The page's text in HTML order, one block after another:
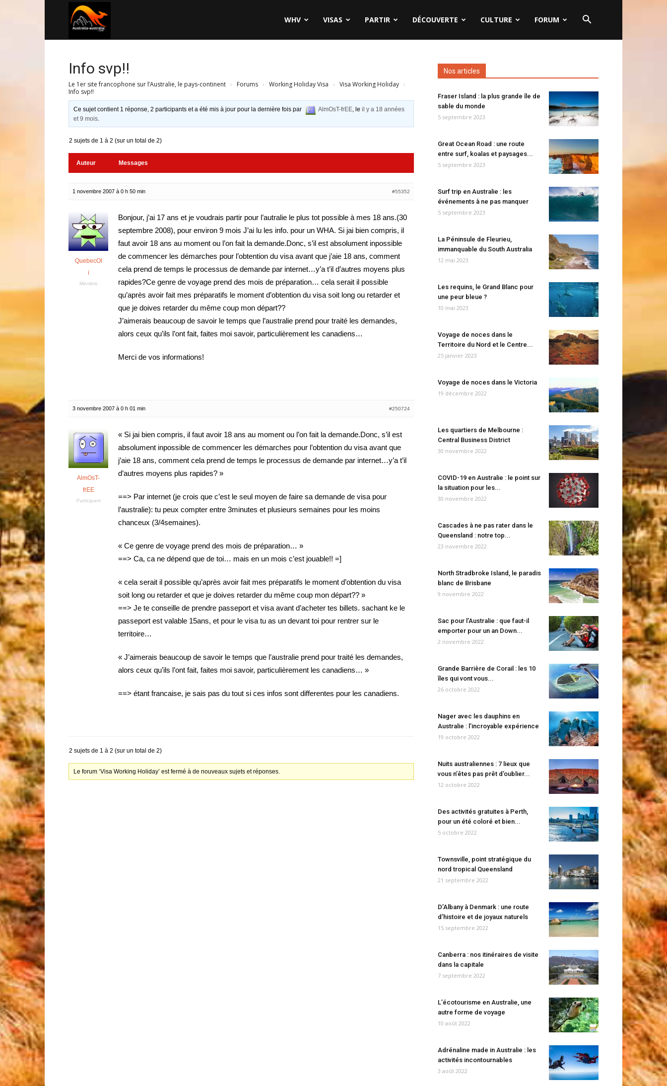
WHV VISAS PARTIR DÉCOUVERTE CULTURE FORUM
Info svp!!
Le 1er site francophone sur l’Australie, le pays-continent › Forums › Working Holiday Visa › Visa Working Holiday ›
Info svp!!
Ce sujet contient 1 réponse, 2 participants et a été mis à jour pour la dernière fois par AlmOsT-frEE, leil y a 18 années
et 9 mois.
2 sujets de 1 à 2 (sur un total de 2)
Auteur Messages
1 novembre 2007 à 0 h 50 min #55352
QuebecOl
i
Membre
Bonjour, j’ai 17 ans et je voudrais partir pour l’autralie le plus tot possible à mes 18 ans.(30
septembre 2008), pour environ 9 mois J’ai lu les info. pour un WHA. Si jai bien compris, il
faut avoir 18 ans au moment ou l’on fait la demande.Donc, s’il est absolument inpossible
de commencer les démarches pour l’obtention du visa avant que j’aie 18 ans, comment
cela prend de temps le processus de demande par internet…y’a t’il d’autres moyens plus
rapides?Ce genre de voyage prend des mois de préparation… cela serait il possible
qu’après avoir fait mes préparatifs le moment d’obtention du visa soit long ou retarder et
que je doives retarder du même coup mon départ??
J’aimerais beaucoup de savoir le temps que l’australie prend pour traité les demandes,
alors ceux qu’ils l’ont fait, faites moi savoir, particulièrement les canadiens…
Merci de vos informations!
3 novembre 2007 à 0 h 01 min #250724
AlmOsT-
frEE
Participant
« Si jai bien compris, il faut avoir 18 ans au moment ou l’on fait la demande.Donc, s’il est
absolument inpossible de commencer les démarches pour l’obtention du visa avant que
j’aie 18 ans, comment cela prend de temps le processus de demande par internet…y’a t’il
d’autres moyens plus rapides? »
==> Par internet (je crois que c’est le seul moyen de faire sa demande de visa pour
l’australie): tu peux compter entre 3minutes et plusieurs semaines pour les moins
chanceux (3/4semaines).
« Ce genre de voyage prend des mois de préparation… »
==> Ca, ca ne dépend que de toi… mais en un mois c’est jouable!! =]
« cela serait il possible qu’après avoir fait mes préparatifs le moment d’obtention du visa
soit long ou retarder et que je doives retarder du même coup mon départ?? »
==> Je te conseille de prendre passeport et visa avant d’acheter tes billets. sachant ke le
passeport est valable 15ans, et pour le visa tu as un devant toi pour rentrer sur le
territoire…
« J’aimerais beaucoup de savoir le temps que l’australie prend pour traité les demandes,
alors ceux qu’ils l’ont fait, faites moi savoir, particulièrement les canadiens… »
==> étant francaise, je sais pas du tout si ces infos sont differentes pour les canadiens.
2 sujets de 1 à 2 (sur un total de 2)
Le forum ‘Visa Working Holiday’ est fermé à de nouveaux sujets et réponses.
Nos articles
Fraser Island : la plus grande île de
sable du monde
5 septembre 2023
Great Ocean Road : une route
entre surf, koalas et paysages...
5 septembre 2023
Surf trip en Australie : les
événements à ne pas manquer
5 septembre 2023
La Péninsule de Fleurieu,
immanquable du South Australia
12 mai 2023
Les requins, le Grand Blanc pour
une peur bleue ?
10 mai 2023
Voyage de noces dans le
Territoire du Nord et le Centre...
25 janvier 2023
Voyage de noces dans le Victoria
19 décembre 2022
Les quartiers de Melbourne :
Central Business District
30 novembre 2022
COVID-19 en Australie : le point sur
la situation pour les...
30 novembre 2022
Cascades à ne pas rater dans le
Queensland : notre top...
23 novembre 2022
North Stradbroke Island, le paradis
blanc de Brisbane
9 novembre 2022
Sac pour l’Australie : que faut-il
emporter pour un an Down...
2 novembre 2022
Grande Barrière de Corail : les 10
îles qui vont vous...
26 octobre 2022
Nager avec les dauphins en
Australie : l’incroyable expérience
19 octobre 2022
Nuits australiennes : 7 lieux que
vous n’êtes pas prêt d’oublier...
12 octobre 2022
Des activités gratuites à Perth,
pour un été coloré et bien...
5 octobre 2022
Townsville, point stratégique du
nord tropical Queensland
21 septembre 2022
D’Albany à Denmark : une route
d’histoire et de joyaux naturels
15 septembre 2022
Canberra : nos itinéraires de visite
dans la capitale
7 septembre 2022
L’écotourisme en Australie, une
autre forme de voyage
10 août 2022
Adrénaline made in Australie : les
activités incontournables
3 août 2022